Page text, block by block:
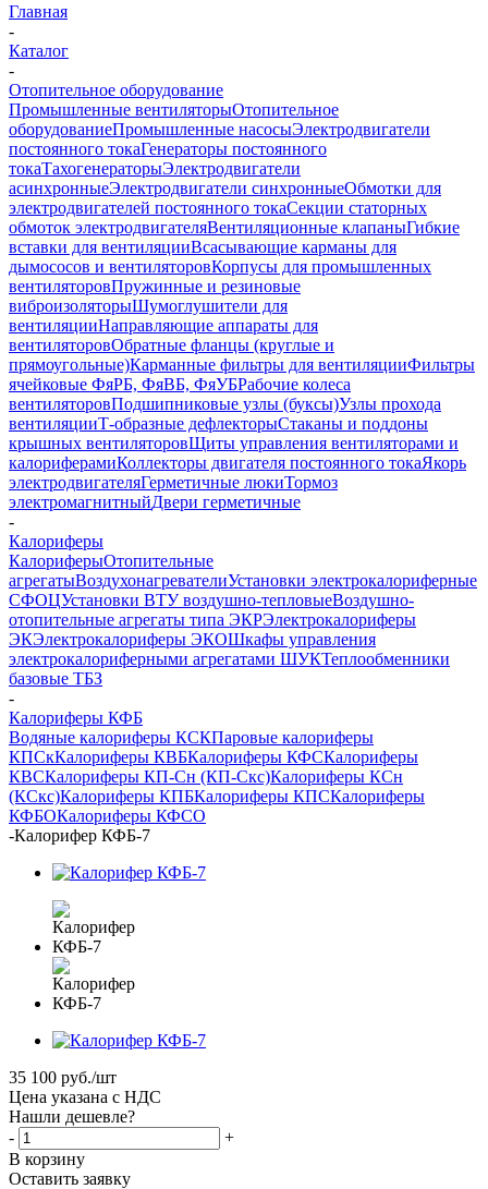
Главная
-
Каталог
-
Отопительное оборудование
Промышленные вентиляторыОтопительное
оборудованиеПромышленные насосыЭлектродвигатели
постоянного токаГенераторы постоянного
токаТахогенераторыЭлектродвигатели
асинхронныеЭлектродвигатели синхронныеОбмотки для
электродвигателей постоянного токаСекции статорных
обмоток электродвигателяВентиляционные клапаныГибкие
вставки для вентиляцииВсасывающие карманы для
дымососов и вентиляторовКорпусы для промышленных
вентиляторовПружинные и резиновые
виброизоляторыШумоглушители для
вентиляцииНаправляющие аппараты для
вентиляторовОбратные фланцы (круглые и
прямоугольные)Карманные фильтры для вентиляцииФильтры
ячейковые ФяРБ, ФяВБ, ФяУБРабочие колеса
вентиляторовПодшипниковые узлы (буксы)Узлы прохода
вентиляцииТ-образные дефлекторыСтаканы и поддоны
крышных вентиляторовЩиты управления вентиляторами и
калориферамиКоллекторы двигателя постоянного токаЯкорь
электродвигателяГерметичные люкиТормоз
электромагнитныйДвери герметичные
-
Калориферы
КалориферыОтопительные
агрегатыВоздухонагревателиУстановки электрокалориферные
СФОЦУстановки ВТУ воздушно-тепловыеВоздушно-
отопительные агрегаты типа ЭКРЭлектрокалориферы
ЭКЭлектрокалориферы ЭКОШкафы управления
электрокалориферными агрегатами ШУКТеплообменники
базовые ТБЗ
-
Калориферы КФБ
Водяные калориферы КСКПаровые калориферы
КПСкКалориферы КВБКалориферы КФСКалориферы
КВСКалориферы КП-Сн (КП-Скс)Калориферы КСн
(КСкс)Калориферы КПБКалориферы КПСКалориферы
КФБОКалориферы КФСО
-Калорифер КФБ-7
35 100 руб./шт
Цена указана с НДС
Нашли дешевле?
-
+
В корзину
Оставить заявку